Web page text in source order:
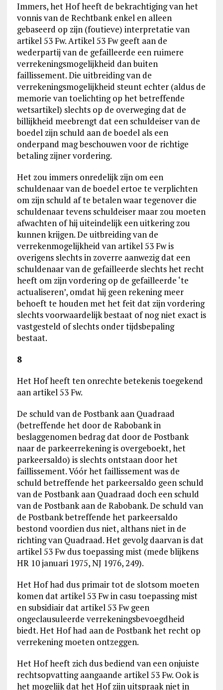
Immers, het Hof heeft de bekrachtiging van het
vonnis van de Rechtbank enkel en alleen
gebaseerd op zijn (foutieve) interpretatie van
artikel 53 Fw. Artikel 53 Fw geeft aan de
wederpartij van de gefailleerde een ruimere
verrekeningsmogelijkheid dan buiten
faillissement. Die uitbreiding van de
verrekeningsmogelijkheid steunt echter (aldus de
memorie van toelichting op het betreffende
wetsartikel) slechts op de overweging dat de
billijkheid meebrengt dat een schuldeiser van de
boedel zijn schuld aan de boedel als een
onderpand mag beschouwen voor de richtige
betaling zijner vordering.
Het zou immers onredelijk zijn om een
schuldenaar van de boedel ertoe te verplichten
om zijn schuld af te betalen waar tegenover die
schuldenaar tevens schuldeiser maar zou moeten
afwachten of hij uiteindelijk een uitkering zou
kunnen krijgen. De uitbreiding van de
verrekenmogelijkheid van artikel 53 Fw is
overigens slechts in zoverre aanwezig dat een
schuldenaar van de gefailleerde slechts het recht
heeft om zijn vordering op de gefailleerde ‘te
actualiseren’, omdat hij geen rekening meer
behoeft te houden met het feit dat zijn vordering
slechts voorwaardelijk bestaat of nog niet exact is
vastgesteld of slechts onder tijdsbepaling
bestaat.
8
Het Hof heeft ten onrechte betekenis toegekend
aan artikel 53 Fw.
De schuld van de Postbank aan Quadraad
(betreffende het door de Rabobank in
beslaggenomen bedrag dat door de Postbank
naar de parkeerrekening is overgeboekt, het
parkeersaldo) is slechts ontstaan door het
faillissement. Vóór het faillissement was de
schuld betreffende het parkeersaldo geen schuld
van de Postbank aan Quadraad doch een schuld
van de Postbank aan de Rabobank. De schuld van
de Postbank betreffende het parkeersaldo
bestond voordien dus niet, althans niet in de
richting van Quadraad. Het gevolg daarvan is dat
artikel 53 Fw dus toepassing mist (mede blijkens
HR 10 januari 1975, NJ 1976, 249).
Het Hof had dus primair tot de slotsom moeten
komen dat artikel 53 Fw in casu toepassing mist
en subsidiair dat artikel 53 Fw geen
ongeclausuleerde verrekeningsbevoegdheid
biedt. Het Hof had aan de Postbank het recht op
verrekening moeten ontzeggen.
Het Hof heeft zich dus bediend van een onjuiste
rechtsopvatting aangaande artikel 53 Fw. Ook is
het mogelijk dat het Hof zijn uitspraak niet in